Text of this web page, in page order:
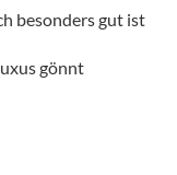
besonders gut ist
gönnt